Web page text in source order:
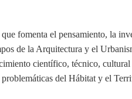
fomenta el pensamiento, la
de la Arquitectura y el
científico, técnico,
del Hábitat y el